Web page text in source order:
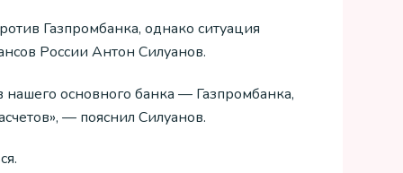
Газпромбанка, однако ситуация
России Антон Силуанов.
основного банка — Газпромбанка,
— пояснил Силуанов.